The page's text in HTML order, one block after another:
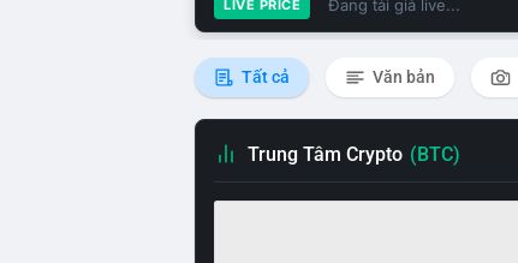
LIVE PRICE Đang tải giá live...
Tất cả Văn bản
Trung Tâm Crypto (BTC)